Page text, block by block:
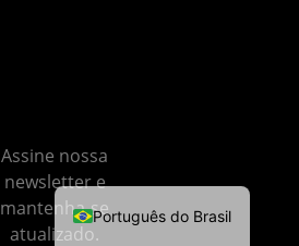
Assine nossa
newsletter e
mantenha-se
atualizado.
Português do Brasil
English (UK)